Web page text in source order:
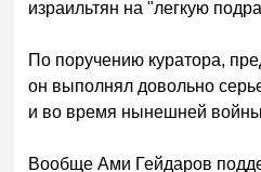
израильтян на "легкую
По поручению куратора,
он выполнял довольно
и во время нынешней
Вообще Ами Гейдаров